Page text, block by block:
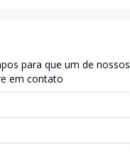
para que um de nossos
em contato